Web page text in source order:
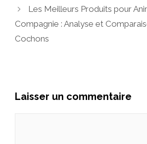
Les Meilleurs Produits pour
Compagnie : Analyse et
Cochons
Laisser un commentaire